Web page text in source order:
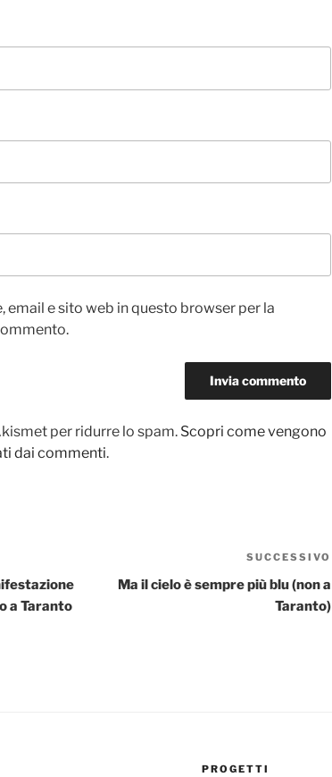
email e sito web in questo browser per la
per ridurre lo spam. Scopri come vengono
dai commenti.
a Taranto
SUCCESSIVO
Ma il cielo è sempre più blu (non a
Taranto)
PROGETTI